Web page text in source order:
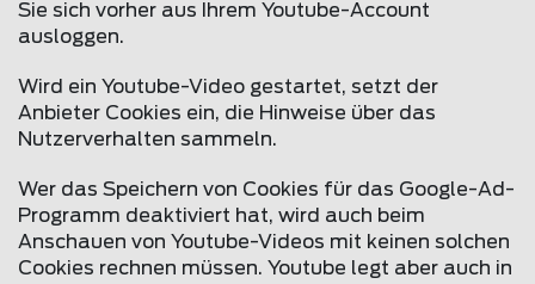
Sie sich vorher aus Ihrem Youtube-Account
ausloggen.
Wird ein Youtube-Video gestartet, setzt der
Anbieter Cookies ein, die Hinweise über das
Nutzerverhalten sammeln.
Wer das Speichern von Cookies für das Google-Ad-
Programm deaktiviert hat, wird auch beim
Anschauen von Youtube-Videos mit keinen solchen
Cookies rechnen müssen. Youtube legt aber auch in